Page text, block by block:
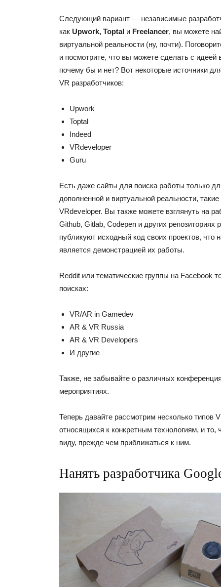
Следующий вариант — независимые
как Upwork, Toptal и Freelancer, вы можете
виртуальной реальности (ну, почти).
и посмотрите, что вы можете сделать с идеей
почему бы и нет? Вот некоторые источники
VR разработчиков:
Upwork
Toptal
Indeed
VRdeveloper
Guru
Есть даже сайты для поиска работы только
дополненной и виртуальной реальности,
VRdeveloper. Вы также можете взглянуть на
Github, Gitlab, Codepen и других репозиториях
публикуют исходный код своих проектов, что
является демонстрацией их работы.
Reddit или тематические группы на Facebook
поисках:
VR/AR in Gamedev
AR & VR Russia
AR & VR Developers
И другие
Также, не забывайте о различных
мероприятиях.
Теперь давайте рассмотрим несколько типов
относящихся к конкретным технологиям, и
виду, прежде чем приближаться к ним.
Нанять разработчика